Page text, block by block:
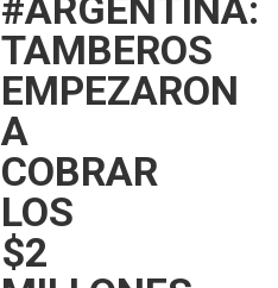
#ARGENTINA:
TAMBEROS
EMPEZARON
A
COBRAR
LOS
$2